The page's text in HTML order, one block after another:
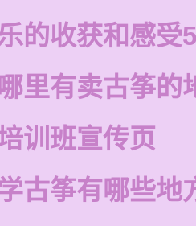
的收获和感受
里有卖古筝的
训班宣传页
古筝有哪些地